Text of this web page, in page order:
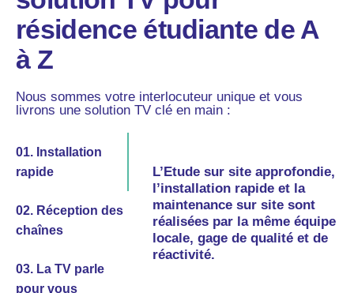
résidence étudiante de A
à Z
Nous sommes votre interlocuteur unique et vous
livrons une solution TV clé en main :
01. Installation
rapide
02. Réception des
chaînes
03. La TV parle
pour vous
L’Etude sur site approfondie,
l’installation rapide et la
maintenance sur site sont
réalisées par la même équipe
locale, gage de qualité et de
réactivité.
réception des
chaînes
24h/24 7J/7